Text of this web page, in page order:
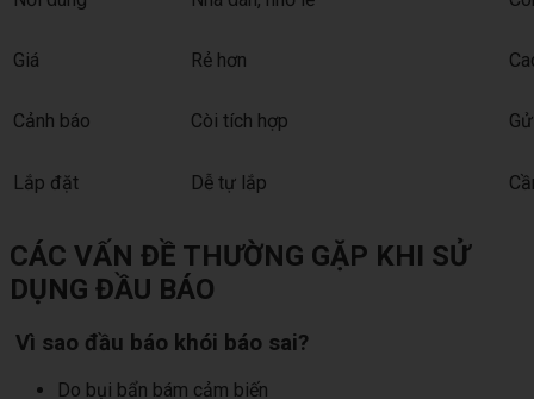
Giá Rẻ hơn
Cảnh báo Còi tích hợp
Lắp đặt Dễ tự lắp
CÁC VẤN ĐỀ THƯỜNG GẶP KHI SỬ
DỤNG ĐẦU BÁO
Vì sao đầu báo khói báo sai?
Do bụi bẩn bám cảm biến